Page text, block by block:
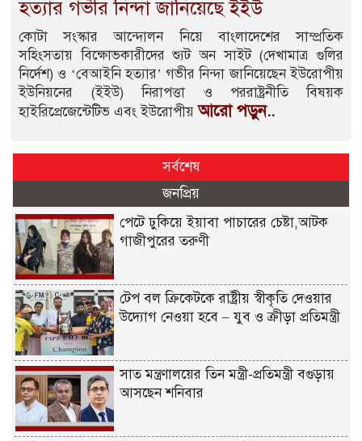
হত্যার গভীর নিন্দা জানিয়েছে ইইউ
কোটা সংস্কার আন্দোলন নিয়ে বাংলাদেশের সাম্প্রতিক
সহিংসতায় বিক্ষোভকারীদের শ্যুট অন সাইট (দেখামাত্র গুলির
নির্দেশ) ও ‘বেআইনি হত্যার’ গভীর নিন্দা জানিয়েছেন ইউরোপীয়
ইউনিয়নের (ইইউ) নিরাপত্তা ও পররাষ্ট্রনীতি বিষয়ক
হাইরিপ্রেজেন্টেটিভ এবং ইউরোপীয়আরো পড়ুন..
সর্বশেষ
জনপ্রিয়
পেটে ঢুকিয়ে ইয়াবা পাচারের চেষ্টা,আটক
গাজীপুরের তরুণী
টেপ বল ক্রিকেটকে রাষ্ট্রীয় স্বীকৃতি দেওয়ার
উদ্যোগ নেওয়া হবে – যুব ও ক্রীড়া প্রতিমন্ত্রী
সাত মন্ত্রণালয়ের তিন মন্ত্রী-প্রতিমন্ত্রী বগুড়ায়
আসছেন শনিবার